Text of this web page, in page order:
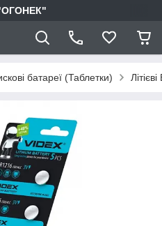
"ОГОНЕК"
батареї (Таблетки)